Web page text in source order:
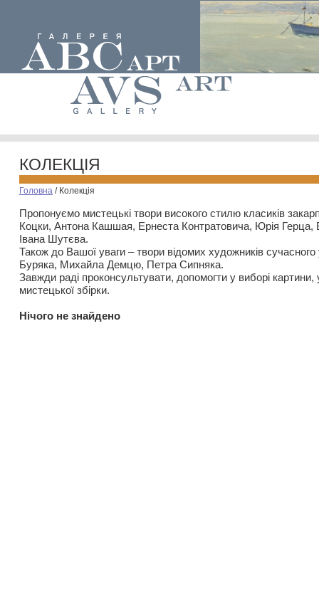
КОЛЕКЦІЯ
Головна / Колекція
Пропонуємо мистецькі твори високого стилю класиків
Коцки, Антона Кашшая, Ернеста Контратовича, Юрія
Івана Шутєва.
Також до Вашої уваги – твори відомих художників
Буряка, Михайла Демцю, Петра Сипняка.
Завжди раді проконсультувати, допомогти у виборі картини,
мистецької збірки.
Нiчого не знайдено